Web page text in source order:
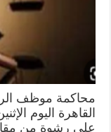
محاكمة موظف
القاهرة اليوم
على رشوة من